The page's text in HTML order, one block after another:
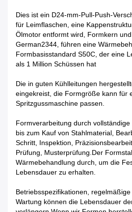
Dies ist ein D24-mm-Pull-Push-
für Leimflaschen, eine
Ölmotor entformt wird, Formkern
German2344, führen eine
Formbasisstandard S50C, der eine
als 1 Million Schüssen hat
Die in guten Kühlleitungen
eingekreist, die Formgröße kann für
Spritzgussmaschine passen.
Formverarbeitung durch
bis zum Kauf von Stahlmaterial,
Schritt, Inspektion,
Prüfung, Musterprüfung.Der
Wärmebehandlung durch, um die
Lebensdauer zu erhalten.
Betriebsspezifikationen,
Wartung können die Lebensdauer